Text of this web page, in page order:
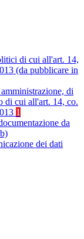
di cui all'art. 14,
(da pubblicare in
di
di cui all'art. 14, co.
1
da
dei dati